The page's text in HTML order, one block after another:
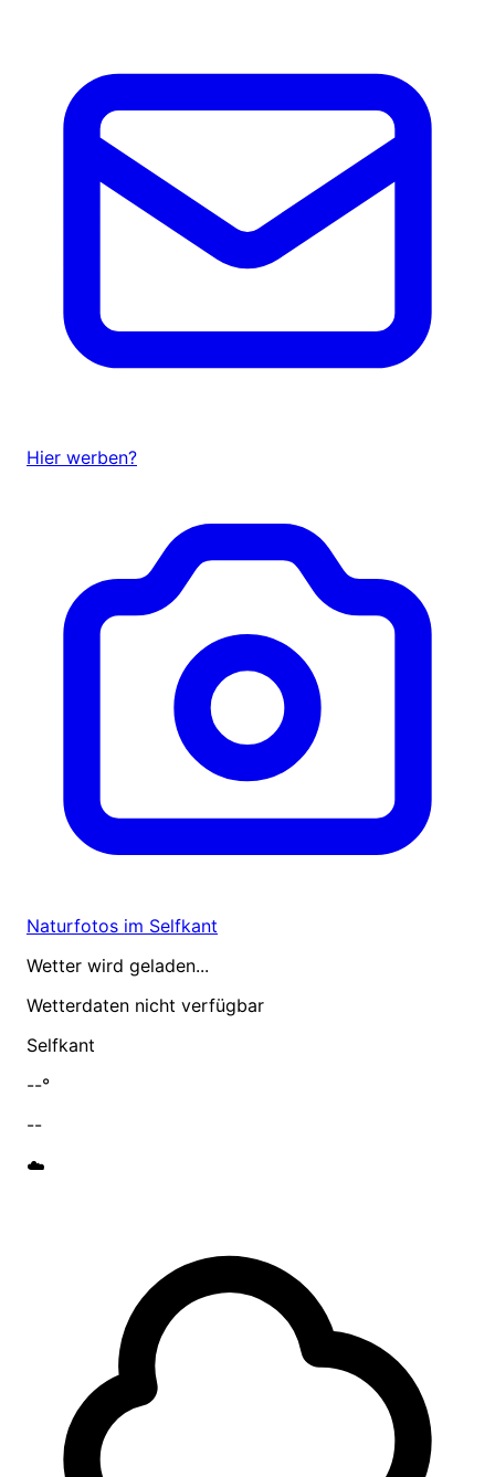
Hier werben?
Naturfotos im Selfkant
Wetter wird geladen...
Wetterdaten nicht verfügbar
Selfkant
--°
--
☁️